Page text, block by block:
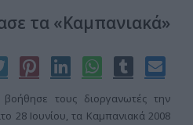
τα «Καμπανιακά»
τους διοργανωτές την
28 Ιουνίου, τα Καμπανιακά 2008